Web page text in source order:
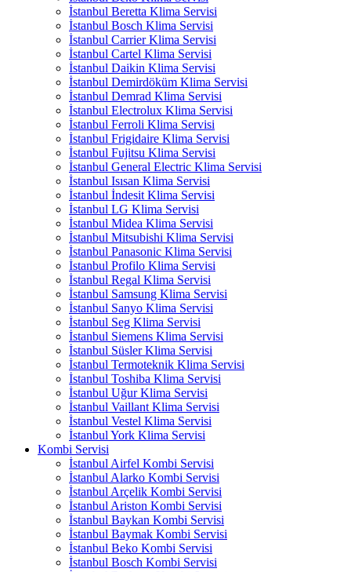
İstanbul Beretta Klima Servisi
İstanbul Bosch Klima Servisi
İstanbul Carrier Klima Servisi
İstanbul Cartel Klima Servisi
İstanbul Daikin Klima Servisi
İstanbul Demirdöküm Klima Servisi
İstanbul Demrad Klima Servisi
İstanbul Electrolux Klima Servisi
İstanbul Ferroli Klima Servisi
İstanbul Frigidaire Klima Servisi
İstanbul Fujitsu Klima Servisi
İstanbul General Electric Klima Servisi
İstanbul Isısan Klima Servisi
İstanbul İndesit Klima Servisi
İstanbul LG Klima Servisi
İstanbul Midea Klima Servisi
İstanbul Mitsubishi Klima Servisi
İstanbul Panasonic Klima Servisi
İstanbul Profilo Klima Servisi
İstanbul Regal Klima Servisi
İstanbul Samsung Klima Servisi
İstanbul Sanyo Klima Servisi
İstanbul Seg Klima Servisi
İstanbul Siemens Klima Servisi
İstanbul Süsler Klima Servisi
İstanbul Termoteknik Klima Servisi
İstanbul Toshiba Klima Servisi
İstanbul Uğur Klima Servisi
İstanbul Vaillant Klima Servisi
İstanbul Vestel Klima Servisi
İstanbul York Klima Servisi
Kombi Servisi
İstanbul Airfel Kombi Servisi
İstanbul Alarko Kombi Servisi
İstanbul Arçelik Kombi Servisi
İstanbul Ariston Kombi Servisi
İstanbul Baykan Kombi Servisi
İstanbul Baymak Kombi Servisi
İstanbul Beko Kombi Servisi
İstanbul Bosch Kombi Servisi